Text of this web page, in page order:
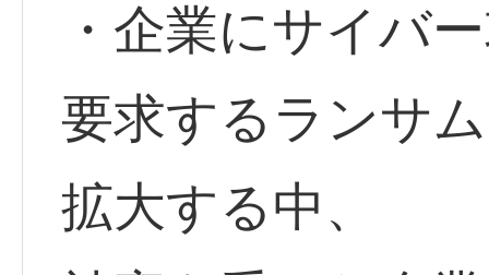
・企業にサイバ
要求するランサ
拡大する中、